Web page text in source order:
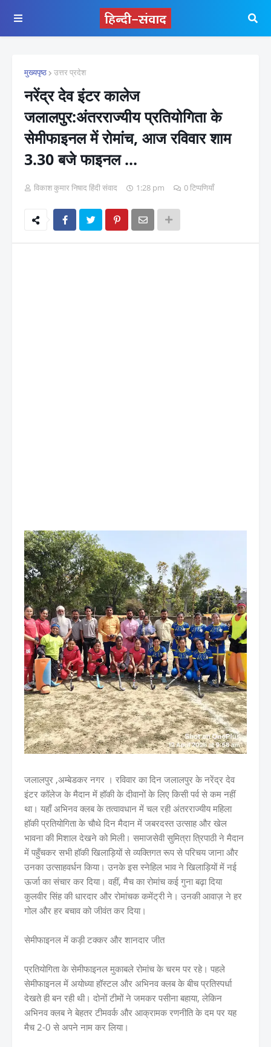
मुख्यपृष्ठ उत्तर प्रदेश
नरेंद्र देव इंटर कालेज
जलालपुर:अंतरराज्यीय प्रतियोगिता के
सेमीफाइनल में रोमांच, आज रविवार शाम
3.30 बजे फाइनल ...
विकाश कुमार निषाद हिंदी संवाद 1:28 pm 0 टिप्पणियाँ
जलालपुर ,अम्बेडकर नगर । रविवार का दिन जलालपुर के नरेंद्र देव
इंटर कॉलेज के मैदान में हॉकी के दीवानों के लिए किसी पर्व से कम नहीं
था। यहाँ अभिनव क्लब के तत्वावधान में चल रही अंतरराज्यीय महिला
हॉकी प्रतियोगिता के चौथे दिन मैदान में जबरदस्त उत्साह और खेल
भावना की मिशाल देखने को मिली। समाजसेवी सुमित्रा त्रिपाठी ने मैदान
में पहुँचकर सभी हॉकी खिलाड़ियों से व्यक्तिगत रूप से परिचय जाना और
उनका उत्साहवर्धन किया। उनके इस स्नेहिल भाव ने खिलाड़ियों में नई
ऊर्जा का संचार कर दिया। वहीं, मैच का रोमांच कई गुना बढ़ा दिया
कुलवीर सिंह की धारदार और रोमांचक कमेंट्री ने। उनकी आवाज़ ने हर
गोल और हर बचाव को जीवंत कर दिया।
सेमीफाइनल में कड़ी टक्कर और शानदार जीत
प्रतियोगिता के सेमीफाइनल मुकाबले रोमांच के चरम पर रहे। पहले
सेमीफाइनल में अयोध्या हॉस्टल और अभिनव क्लब के बीच प्रतिस्पर्धा
देखते ही बन रही थी। दोनों टीमों ने जमकर पसीना बहाया, लेकिन
अभिनव क्लब ने बेहतर टीमवर्क और आक्रामक रणनीति के दम पर यह
मैच 2-0 से अपने नाम कर लिया।